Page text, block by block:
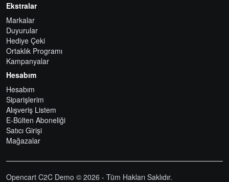
Ekstralar
Markalar
Duyurular
Hediye Çeki
Ortaklık Programı
Kampanyalar
Hesabım
Hesabım
Siparişlerim
Alışveriş Listem
E-Bülten Aboneliği
Satıcı Girişi
Mağazalar
Opencart C2C Demo © 2026 - Tüm Hakları Saklıdır.